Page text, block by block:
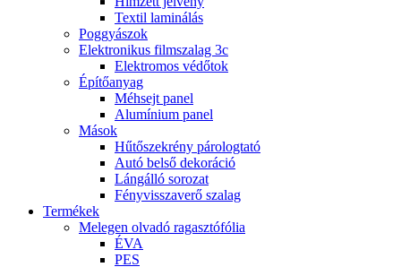
Textil laminálás
Poggyászok
Elektronikus filmszalag 3c
Elektromos védőtok
Építőanyag
Méhsejt panel
Alumínium panel
Mások
Hűtőszekrény párologtató
Autó belső dekoráció
Lángálló sorozat
Fényvisszaverő szalag
Termékek
Melegen olvadó ragasztófólia
ÉVA
PES